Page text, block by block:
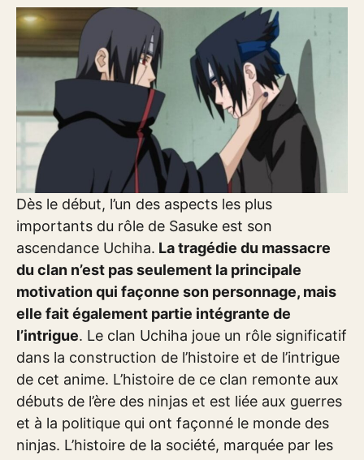
Dès le début, l’un des aspects les plus
importants du rôle de Sasuke est son
ascendance Uchiha. La tragédie du massacre
du clan n’est pas seulement la principale
motivation qui façonne son personnage, mais
elle fait également partie intégrante de
l’intrigue. Le clan Uchiha joue un rôle significatif
dans la construction de l’histoire et de l’intrigue
de cet anime. L’histoire de ce clan remonte aux
débuts de l’ère des ninjas et est liée aux guerres
et à la politique qui ont façonné le monde des
ninjas. L’histoire de la société, marquée par les